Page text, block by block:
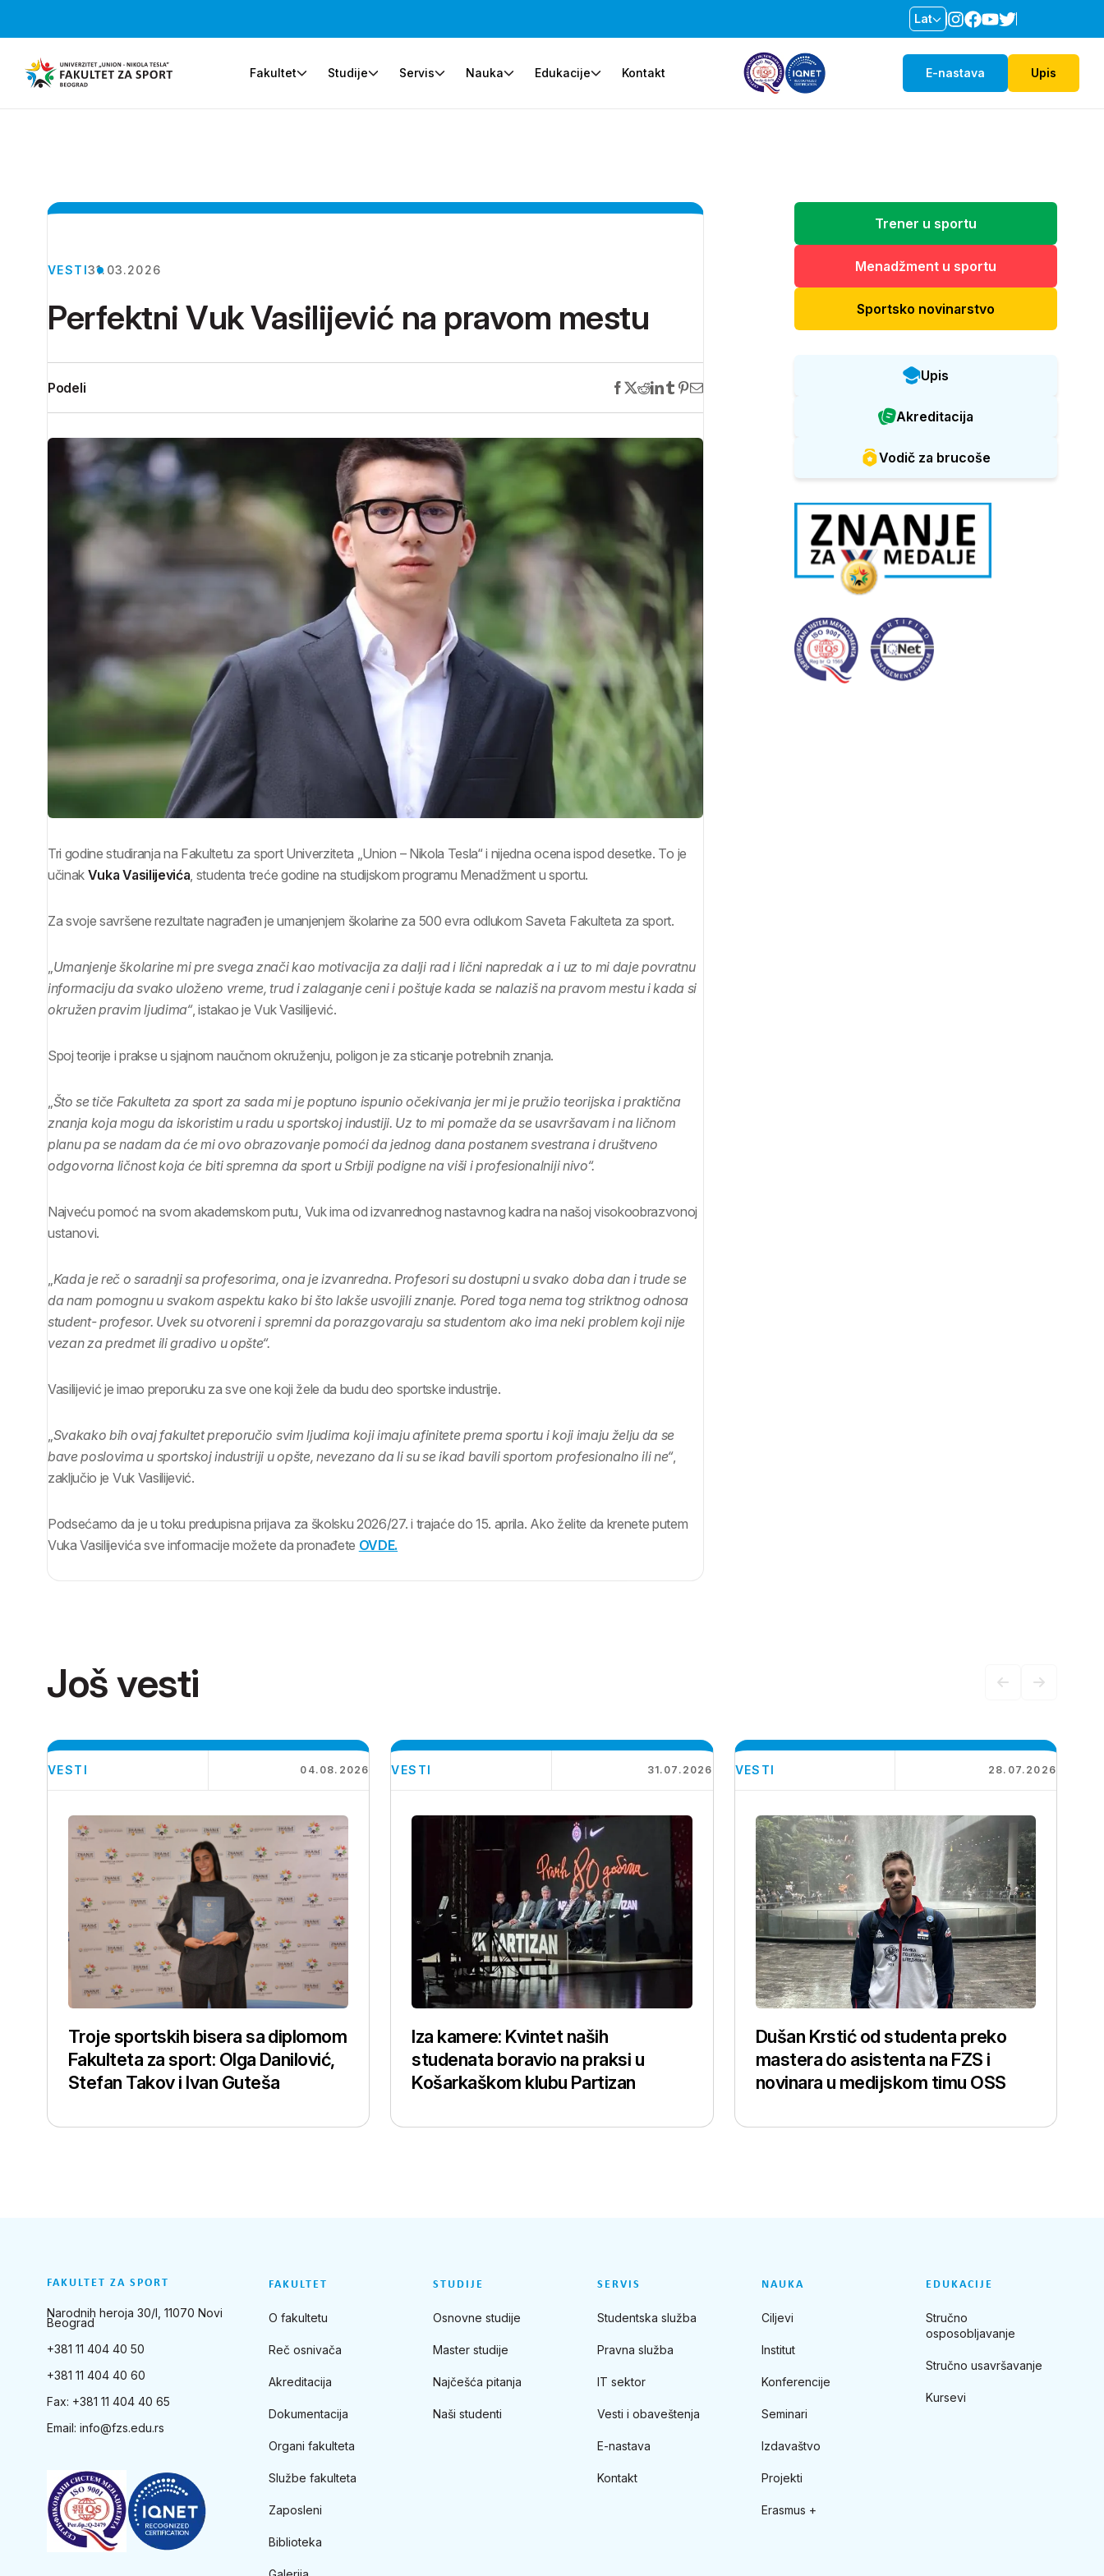
Lat
Fakultet Studije Servis Nauka Edukacije Kontakt E-nastava Upis
VESTI31.03.2026
Perfektni Vuk Vasilijević na pravom mestu
Podeli
Tri godine studiranja na Fakultetu za sport Univerziteta „Union – Nikola Tesla“ i nijedna ocena ispod desetke. To je
učinak Vuka Vasilijevića , studenta treće godine na studijskom programu Menadžment u sportu.
Za svoje savršene rezultate nagrađen je umanjenjem školarine za 500 evra odlukom Saveta Fakulteta za sport.
Umanjenje školarine mi pre svega znači kao motivacija za dalji rad i lični napredak a i uz to mi daje povratnu
informaciju da svako uloženo vreme, trud i zalaganje ceni i poštuje kada se nalaziš na pravom mestu i kada si
okružen pravim ljudima“, istakao je Vuk Vasilijević.
Spoj teorije i prakse u sjajnom naučnom okruženju, poligon je za sticanje potrebnih znanja.
Što se tiče Fakulteta za sport za sada mi je poptuno ispunio očekivanja jer mi je pružio teorijska i praktična
znanja koja mogu da iskoristim u radu u sportskoj industiji. Uz to mi pomaže da se usavršavam i na ličnom
planu pa se nadam da će mi ovo obrazovanje pomoći da jednog dana postanem svestrana i društveno
odgovorna ličnost koja će biti spremna da sport u Srbiji podigne na viši i profesionalniji nivo“.
Najveću pomoć na svom akademskom putu, Vuk ima od izvanrednog nastavnog kadra na našoj visokoobrazvonoj
ustanovi.
Kada je reč o saradnji sa profesorima, ona je izvanredna. Profesori su dostupni u svako doba dan i trude se
da nam pomognu u svakom aspektu kako bi što lakše usvojili znanje. Pored toga nema tog striktnog odnosa
student- profesor. Uvek su otvoreni i spremni da porazgovaraju sa studentom ako ima neki problem koji nije
vezan za predmet ili gradivo u opšte“.
Vasilijević je imao preporuku za sve one koji žele da budu deo sportske industrije.
Svakako bih ovaj fakultet preporučio svim ljudima koji imaju afinitete prema sportu i koji imaju želju da se
bave poslovima u sportskoj industriji u opšte, nevezano da li su se ikad bavili sportom profesionalno ili ne“,
zaključio je Vuk Vasilijević.
Podsećamo da je u toku predupisna prijava za školsku 2026/27. i trajaće do 15. aprila. Ako želite da krenete putem
Vuka Vasilijevića sve informacije možete da pronađete OVDE.
Trener u sportu
Menadžment u sportu
Sportsko novinarstvo
Upis
Akreditacija
Vodič za brucoše
Još vesti
VESTI 04.08.2026
Troje sportskih bisera sa diplomom
Fakulteta za sport: Olga Danilović,
Stefan Takov i Ivan Guteša
VESTI 31.07.2026
Iza kamere: Kvintet naših
studenata boravio na praksi u
Košarkaškom klubu Partizan
VESTI 28.07.2026
Dušan Krstić od studenta preko
mastera do asistenta na FZS i
novinara u medijskom timu OSS
FAKULTET ZA SPORT
Narodnih heroja 30/I, 11070 Novi
Beograd
+381 11 404 40 50
+381 11 404 40 60
Fax: +381 11 404 40 65
Email: info@fzs.edu.rs
FAKULTET
O fakultetu
Reč osnivača
Akreditacija
Dokumentacija
Organi fakulteta
Službe fakulteta
Zaposleni
Biblioteka
STUDIJE
Osnovne studije
Master studije
Najčešća pitanja
Naši studenti
SERVIS
Studentska služba
Pravna služba
IT sektor
Vesti i obaveštenja
E-nastava
Kontakt
NAUKA
Ciljevi
Institut
Konferencije
Seminari
Izdavaštvo
Projekti
Erasmus +
EDUKACIJE
Stručno
osposobljavanje
Stručno usavršavanje
Kursevi